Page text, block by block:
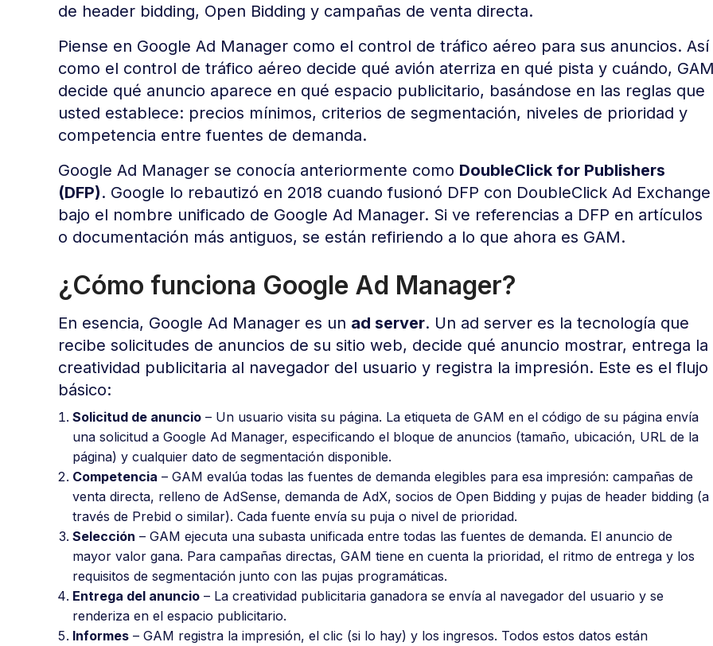
de header bidding, Open Bidding y campañas de venta directa.
Piense en Google Ad Manager como el control de tráfico aéreo para sus anuncios. Así
como el control de tráfico aéreo decide qué avión aterriza en qué pista y cuándo,
decide qué anuncio aparece en qué espacio publicitario, basándose en las reglas que
usted establece: precios mínimos, criterios de segmentación, niveles de prioridad y
competencia entre fuentes de demanda.
Google Ad Manager se conocía anteriormente como DoubleClick for Publishers
(DFP). Google lo rebautizó en 2018 cuando fusionó DFP con DoubleClick Ad Exchange
bajo el nombre unificado de Google Ad Manager. Si ve referencias a DFP en artículos
o documentación más antiguos, se están refiriendo a lo que ahora es GAM.
¿Cómo funciona Google Ad Manager?
En esencia, Google Ad Manager es un ad server. Un ad server es la tecnología que
recibe solicitudes de anuncios de su sitio web, decide qué anuncio mostrar, entrega la
creatividad publicitaria al navegador del usuario y registra la impresión. Este es el flujo
básico:
Solicitud de anuncio – Un usuario visita su página. La etiqueta de GAM en el código de su página envía
una solicitud a Google Ad Manager, especificando el bloque de anuncios (tamaño, ubicación, URL de la
página) y cualquier dato de segmentación disponible.
Competencia – GAM evalúa todas las fuentes de demanda elegibles para esa impresión: campañas de
venta directa, relleno de AdSense, demanda de AdX, socios de Open Bidding y pujas de header bidding (a
través de Prebid o similar). Cada fuente envía su puja o nivel de prioridad.
Selección – GAM ejecuta una subasta unificada entre todas las fuentes de demanda. El anuncio de
mayor valor gana. Para campañas directas, GAM tiene en cuenta la prioridad, el ritmo de entrega y los
requisitos de segmentación junto con las pujas programáticas.
Entrega del anuncio – La creatividad publicitaria ganadora se envía al navegador del usuario y se
renderiza en el espacio publicitario.
Informes – GAM registra la impresión, el clic (si lo hay) y los ingresos. Todos estos datos están